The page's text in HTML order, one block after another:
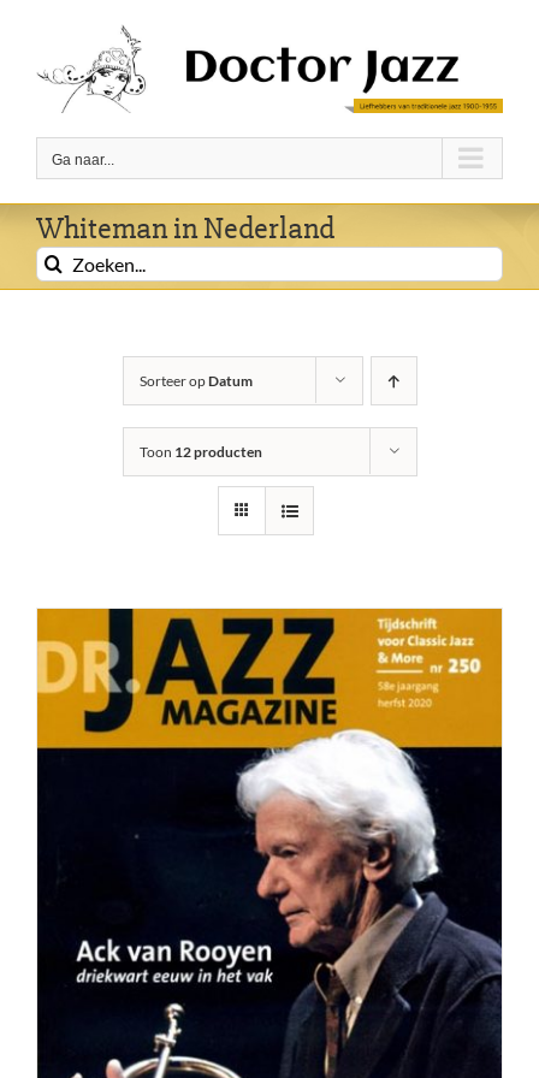
inhoud
Ga naar...
Whiteman in Nederland
Zoeken
naar:
Sorteer opDatum
Toon 12 producten